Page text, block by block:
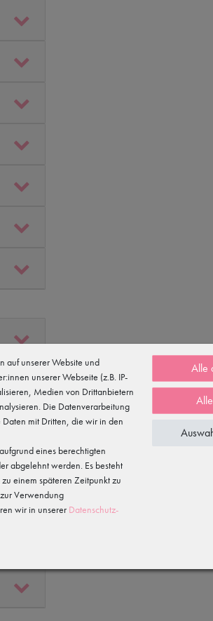
auf unserer Website und
unserer Webseite (z.B. IP-
Medien von Drittanbietern
Die Datenverarbeitung
mit Dritten, die wir in den
eines berechtigten
abgelehnt werden. Es besteht
einem späteren Zeitpunkt zu
Verwendung
wir in unserer Daten­schutz­
Alle